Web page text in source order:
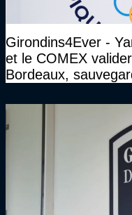
Girondins4Ever -
et le COMEX
Bordeaux,